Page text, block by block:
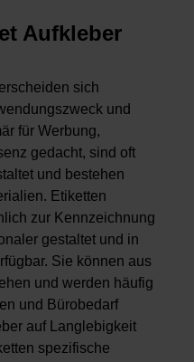
Aufkleber
sich
und
für Werbung,
gedacht, sind oft
und bestehen
Etiketten
zur Kennzeichnung
gestaltet und in
Sie können aus
und werden häufig
und Bürobedarf
auf Langlebigkeit
spezifische